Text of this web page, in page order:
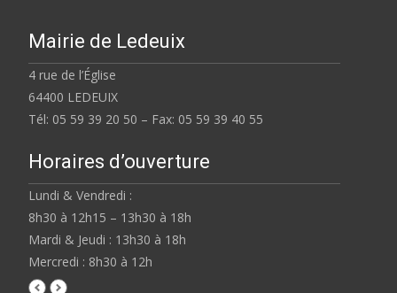
Mairie de Ledeuix
4 rue de l’Église
64400 LEDEUIX
Tél: 05 59 39 20 50 – Fax: 05 59 39 40 55
Horaires d’ouverture
Lundi & Vendredi :
8h30 à 12h15 – 13h30 à 18h
Mardi & Jeudi : 13h30 à 18h
Mercredi : 8h30 à 12h